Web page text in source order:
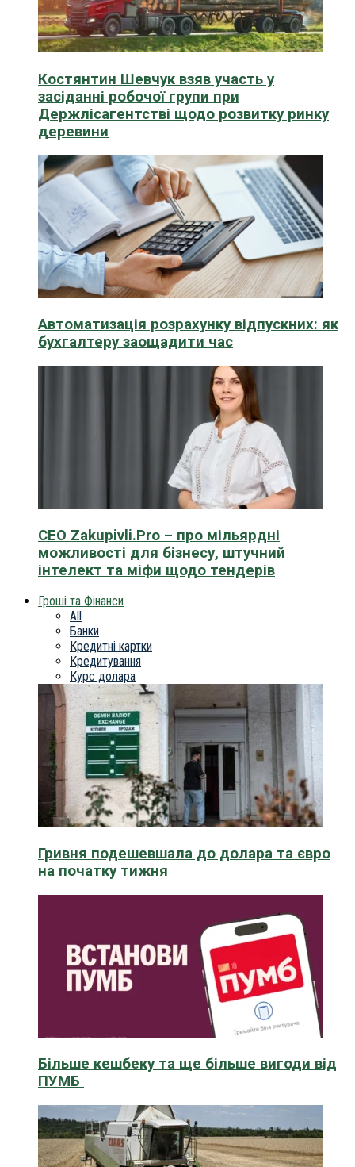
Костянтин Шевчук взяв участь у
засіданні робочої групи при
Держлісагентстві щодо розвитку ринку
деревини
Автоматизація розрахунку відпускних: як
бухгалтеру заощадити час
CEO Zakupivli.Pro – про мільярдні
можливості для бізнесу, штучний
інтелект та міфи щодо тендерів
Гроші та Фінанси
All
Банки
Кредитні картки
Кредитування
Курс долара
Гривня подешевшала до долара та євро
на початку тижня
Більше кешбеку та ще більше вигоди від
ПУМБ